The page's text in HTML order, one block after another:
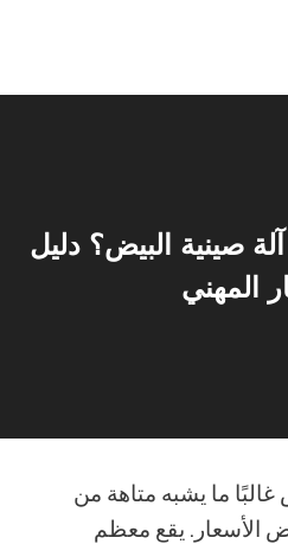
صينية البيض؟ دليل
المهني
ما يشبه متاهة من
الأسعار. يقع معظم